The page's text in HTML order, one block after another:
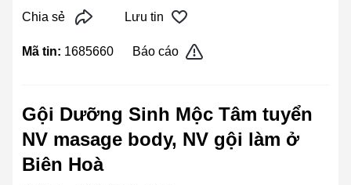
Chia sẻ Lưu tin
Mã tin: 1685660 Báo cáo
Gội Dưỡng Sinh Mộc Tâm tuyển
NV masage body, NV gội làm ở
Biên Hoà